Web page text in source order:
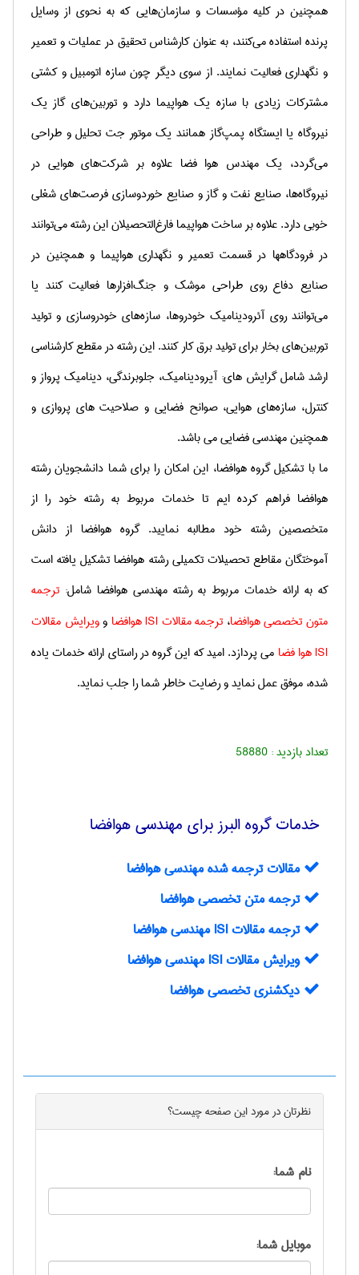
همچنین‌ در کلیه‌ مؤسسات‌ و سازمان‌هایی‌ که‌ به‌ نحوی‌ از وسایل‌
پرنده‌ استفاده‌ می‌کنند، به‌ عنوان‌ کارشناس‌ تحقیق‌ در عملیات‌ و تعمیر
و نگهداری‌ فعالیت‌ نمایند. از سوی‌ دیگر چون‌ سازه‌ اتومبیل‌ و کشتی‌
مشترکات‌ زیادی‌ با سازه‌ یک‌ هواپیما دارد و توربین‌های‌ گاز یک‌
نیروگاه‌ یا ایستگاه‌ پمپ‌گاز همانند یک‌ موتور جت‌ تحلیل‌ و طراحی‌
می‌گردد، یک‌ مهندس‌ هوا فضا علاوه‌ بر شرکت‌های‌ هوایی‌ در
نیروگاه‌ها، صنایع‌ نفت‌ و گاز و صنایع‌ خوردوسازی‌ فرصت‌های‌ شغلی‌
خوبی‌ دارد. علاوه‌ بر ساخت‌ هواپیما فارغ‌التحصیلان‌ این‌ رشته‌ می‌توانند
در فرودگاهها در قسمت‌ تعمیر و نگهداری‌ هواپیما‌ و همچنین‌ در
صنایع‌ دفاع‌ روی‌ طراحی‌ موشک‌ و جنگ‌افزارها فعالیت‌ کنند یا
می‌توانند روی‌ آئرودینامیک‌ خودروها، سازه‌های‌ خودروسازی‌ و تولید
توربین‌های‌ بخار برای‌ تولید برق‌ کار کنند.این رشته در مقطع کارشناسی
ارشد شامل گرایش های: آیرودینامیك، جلوبرندگی، دینامیک پرواز و
کنترل، سازه‌های هوایی، صوانح فضایی و صلاحیت های پروازی و
همچنین مهندسی فضایی می باشد.
ما با تشکیل گروه هوافضا، این امکان را برای شما دانشجویان رشته
هوافضا فراهم کرده ایم تا خدمات مربوط به رشته خود را از
متخصصین رشته خود مطالبه نمایید. گروه هوافضا از دانش
آموختگان مقاطع تحصیلات تکمیلی رشته هوافضا تشکیل یافته است
که به ارائه خدمات مربوط به رشته مهندسی هوافضا شامل: ترجمه
متون تخصصی هوافضا، ترجمه مقالاتISIهوافضاوویرایش مقالات
ISIهوا فضامی پردازد. امید که این گروه در راستای ارائه خدمات یاده
شده، موفق عمل نماید و رضایت خاطر شما را جلب نماید.
تعداد بازدید :58880
خدمات گروه البرز برای مهندسی هوافضا
مقالات ترجمه شده مهندسی هوافضا
ترجمه متن تخصصی هوافضا
ترجمه مقالات ISI مهندسی هوافضا
ويرايش مقالات ISI مهندسی هوافضا
دیکشنری تخصصی هوافضا
نظرتان در مورد اینصفحهچیست؟
نام شما:
موبایل شما: